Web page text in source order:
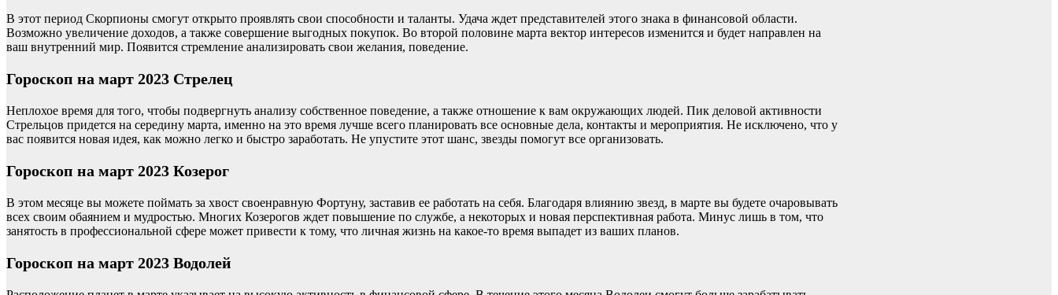
В этот период Скорпионы смогут открыто проявлять свои способности и таланты. Удача ждет представителей этого знака в финансовой области.
Возможно увеличение доходов, а также совершение выгодных покупок. Во второй половине марта вектор интересов изменится и будет направлен на
ваш внутренний мир. Появится стремление анализировать свои желания, поведение.
Гороскоп на март 2023 Стрелец
Неплохое время для того, чтобы подвергнуть анализу собственное поведение, а также отношение к вам окружающих людей. Пик деловой активности
Стрельцов придется на середину марта, именно на это время лучше всего планировать все основные дела, контакты и мероприятия. Не исключено, что у
вас появится новая идея, как можно легко и быстро заработать. Не упустите этот шанс, звезды помогут все организовать.
Гороскоп на март 2023 Козерог
В этом месяце вы можете поймать за хвост своенравную Фортуну, заставив ее работать на себя. Благодаря влиянию звезд, в марте вы будете очаровывать
всех своим обаянием и мудростью. Многих Козерогов ждет повышение по службе, а некоторых и новая перспективная работа. Минус лишь в том, что
занятость в профессиональной сфере может привести к тому, что личная жизнь на какое-то время выпадет из ваших планов.
Гороскоп на март 2023 Водолей